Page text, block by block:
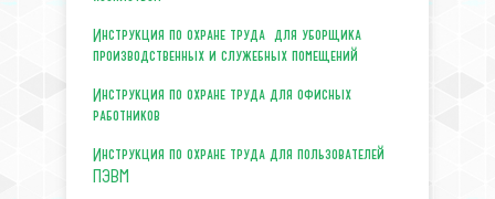
Инструкция по охране труда для уборщика
производственных и служебных помещений
Инструкция по охране труда для офисных
работников
Инструкция по охране труда для пользователей
ПЭВМ